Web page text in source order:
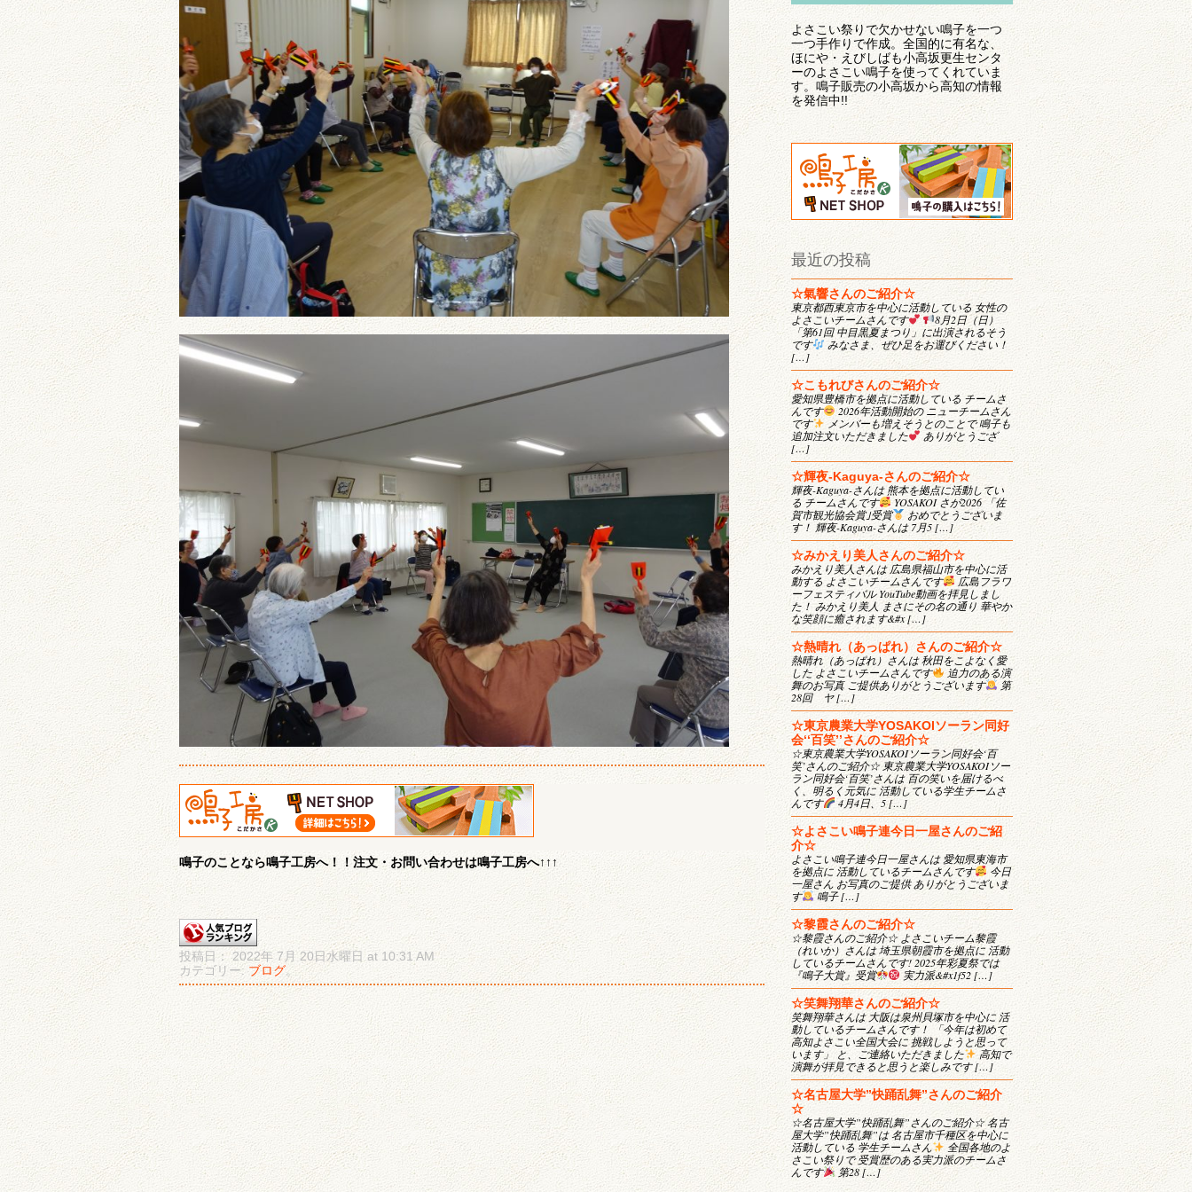
鳴子のことなら鳴子工房へ！！注文・お問い合わせは鳴子工房へ↑↑↑
投稿日： 2022年 7月 20日水曜日 at 10:31 AM
カテゴリー:ブログ。
よさこい祭りで欠かせない鳴子を一つ
一つ手作りで作成。全国的に有名な、
ほにや・えびしばも小高坂更生センタ
ーのよさこい鳴子を使ってくれていま
す。鳴子販売の小高坂から高知の情報
を発信中!!
最近の投稿
☆氣響さんのご紹介☆
東京都西東京市を中心に活動している 女性の
よさこいチームさんです
8月2日（日）
「第61回 中目黒夏まつり」に出演されるそう
です
みなさま、ぜひ足をお運びください！
[…]
☆こもれびさんのご紹介☆
愛知県豊橋市を拠点に活動している チームさ
んです
2026年活動開始の ニューチームさん
です
メンバーも増えそうとのことで 鳴子も
追加注文いただきました
ありがとうござ
[…]
☆輝夜-Kaguya-さんのご紹介☆
輝夜-Kaguya-さんは 熊本を拠点に活動してい
る チームさんです
YOSAKOI さが2026 「佐
賀市観光協会賞｣受賞
おめでとうございま
す！ 輝夜-Kaguya-さんは 7月5 […]
☆みかえり美人さんのご紹介☆
みかえり美人さんは 広島県福山市を中心に活
動する よさこいチームさんです
広島フラワ
ーフェスティバル YouTube動画を拝見しまし
た！ みかえり美人 まさにその名の通り 華やか
な笑顔に癒されます&#x […]
☆熱晴れ（あっぱれ）さんのご紹介☆
熱晴れ（あっぱれ）さんは 秋田をこよなく愛
した よさこいチームさんです
迫力のある演
舞のお写真 ご提供ありがとうございます
第
28回 ヤ […]
☆東京農業大学YOSAKOIソーラン同好
会‘‘百笑’’さんのご紹介☆
☆東京農業大学YOSAKOIソーラン同好会‘百
笑’さんのご紹介☆ 東京農業大学YOSAKOIソー
ラン同好会‘百笑’さんは 百の笑いを届けるべ
く、明るく元気に 活動している学生チームさ
んです
4月4日、5 […]
☆よさこい鳴子連今日一屋さんのご紹
介☆
よさこい鳴子連今日一屋さんは 愛知県東海市
を拠点に 活動しているチームさんです
今日
一屋さん お写真のご提供 ありがとうございま
す
鳴子 […]
☆黎霞さんのご紹介☆
☆黎霞さんのご紹介☆ よさこいチーム黎霞
（れいか）さんは 埼玉県朝霞市を拠点に 活動
しているチームさんです! 2025年彩夏祭では
『鳴子大賞』受賞
実力派&#x1f52 […]
☆笑舞翔華さんのご紹介☆
笑舞翔華さんは 大阪は泉州貝塚市を中心に 活
動しているチームさんです！ 「今年は初めて
高知よさこい全国大会に 挑戦しようと思って
います」 と、ご連絡いただきました
高知で
演舞が拝見できると思うと楽しみです […]
☆名古屋大学”快踊乱舞”さんのご紹介
☆
☆名古屋大学”快踊乱舞”さんのご紹介☆ 名古
屋大学”快踊乱舞”は 名古屋市千種区を中心に
活動している 学生チームさん
全国各地のよ
さこい祭りで 受賞歴のある実力派のチームさ
んです
第28 […]